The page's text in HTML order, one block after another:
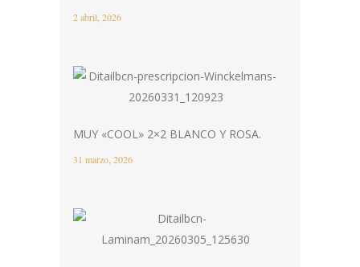
2 abril, 2026
MUY «COOL» 2×2 BLANCO Y ROSA.
31 marzo, 2026